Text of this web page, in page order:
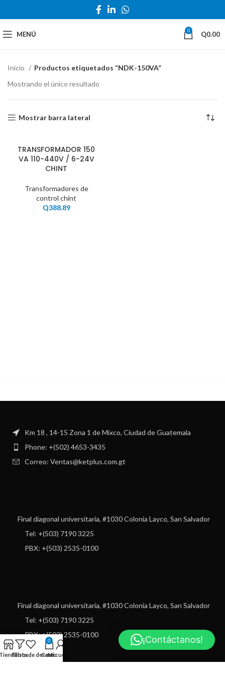
MENÚ 0 Q0.00
Inicio
Productos etiquetados “NDK-150VA”
Mostrando el único resultado
Mostrar barra lateral
TRANSFORMADOR 150
VA 110-440V / 6-24V
CHINT
Transformadores de
control chint
Q388.89
Km 18 , 14-15 Zona 1 de Mixco, Ciudad de Guatemala
Phone: +(502) 4653-3435
Correo: Ventas@ketplus.com.gt
Final diagonal universitaria, #1030 Colonia Layco, San Salvador
Tel: +(503) 7190 3225
PBX: +(503) 2535-0100
Final diagonal universitaria, #1030 Colonia Layco, San Salvador
Tel: +(503) 7190 3225
PBX: +(503) 2535-0100
Filtros
Lista de deseos
0
Carro
Mi cuenta
¡Contáctanos!